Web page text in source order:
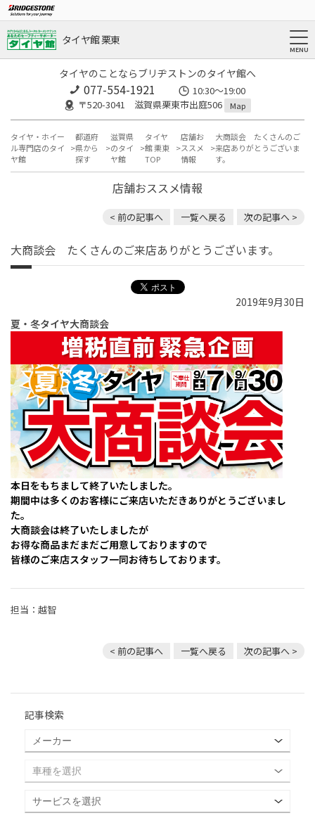
タイヤ館 栗東
タイヤのことならブリヂストンのタイヤ館へ
077-554-1921
10:30～19:00
〒520-3041 滋賀県栗東市出庭506
Map
タイヤ・ホイー
ル専門店のタイ
ヤ館
都道府
県から
探す
滋賀県
のタイ
ヤ館
タイヤ
館 栗東
TOP
店舗お
ススメ
情報
大商談会 たくさんのご
来店ありがとうございま
す。
店舗おススメ情報
< 前の記事へ 一覧へ戻る 次の記事へ >
大商談会 たくさんのご来店ありがとうございます。
2019年9月30日
夏・冬タイヤ大商談会
本日をもちまして終了いたしました。
期間中は多くのお客様にご来店いただきありがとうございまし
た。
大商談会は終了いたしましたが
お得な商品まだまだご用意しておりますので
皆様のご来店スタッフ一同お待ちしております。
担当：越智
< 前の記事へ 一覧へ戻る 次の記事へ >
記事検索